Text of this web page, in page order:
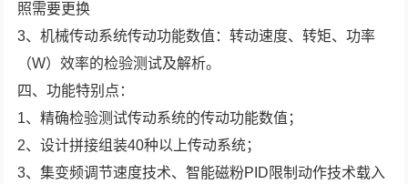
照需要更换
3、机械传动系统传动功能数值：转动速度、转矩、功率
（W）效率的检验测试及解析。
四、功能特别点：
1、精确检验测试传动系统的传动功能数值；
2、设计拼接组装40种以上传动系统；
3、集变频调节速度技术、智能磁粉PID限制动作技术载入